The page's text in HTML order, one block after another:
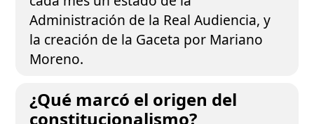
Administración de la Real Audiencia, y
la creación de la Gaceta por Mariano
Moreno.
¿Qué marcó el origen del
constitucionalismo?